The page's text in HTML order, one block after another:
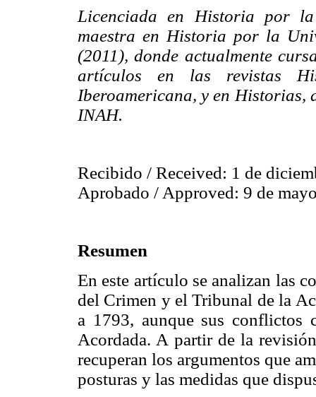
Licenciada en Historia por
maestra en Historia por la
(2011), donde actualmente
artículos en las revistas
Iberoamericana, y en Historias,
INAH.
Recibido / Received: 1 de
Aprobado / Approved: 9 de
Resumen
En este artículo se analizan las
del Crimen y el Tribunal de la
a 1793, aunque sus conflictos
Acordada. A partir de la
recuperan los argumentos que
posturas y las medidas que